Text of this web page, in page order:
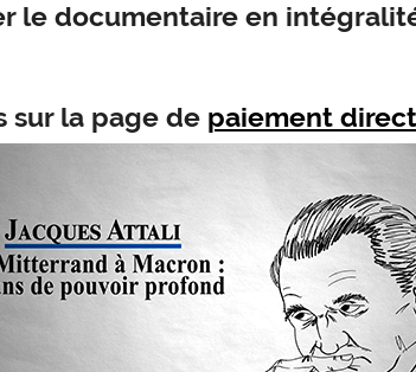
le documentaire en
sur la page de paiement direct